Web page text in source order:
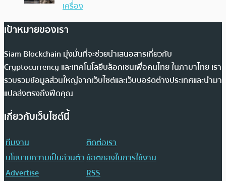
เครื่อง
เป้าหมายของเรา
Siam Blockchain มุ่งมั่นที่จะช่วยนำเสนอสารเกี่ยวกับ
Cryptocurrency และเทคโนโลยีบล็อกเชนเพื่อคนไทย ในภาษาไทย เรา
รวบรวมข้อมูลส่วนใหญ่จากเว็บไซต์และเว็บบอร์ดต่างประเทศและนำมา
แปลส่งตรงถึงฟีดคุณ
เกี่ยวกับเว็บไซต์นี้
ทีมงาน
ติดต่อเรา
นโยบายความเป็นส่วนตัวข้อตกลงในการใช้งาน
Advertise
RSS